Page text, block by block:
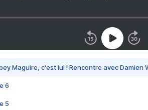
Maguire, c'est lui ! Rencontre avec Damien
6
5